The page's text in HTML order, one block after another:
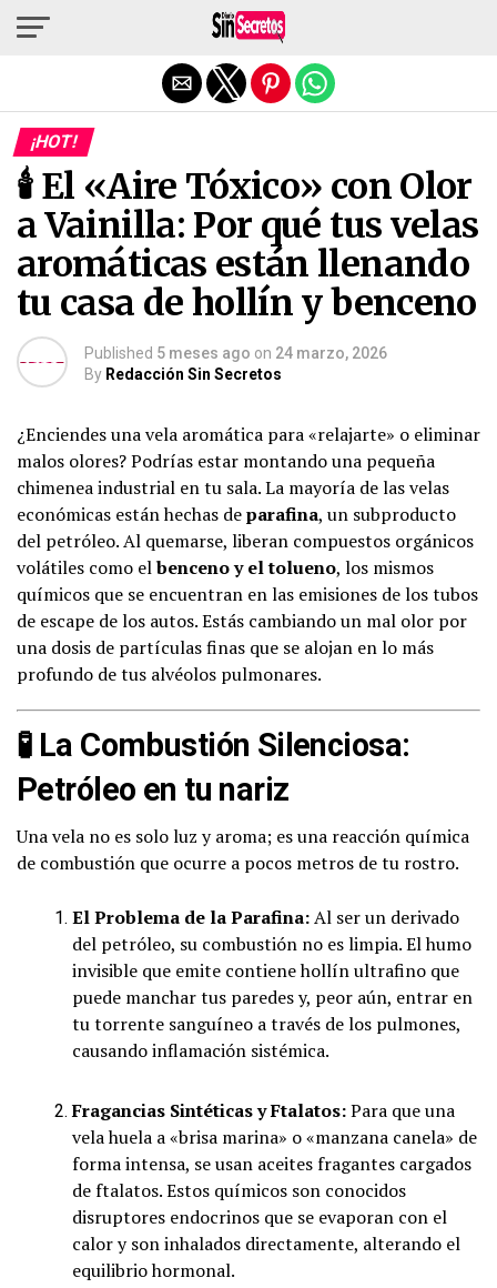
¡HOT!
🕯️ El «Aire Tóxico» con Olor
a Vainilla: Por qué tus velas
aromáticas están llenando
tu casa de hollín y benceno
Published 5 meses ago on 24 marzo, 2026
By Redacción Sin Secretos
¿Enciendes una vela aromática para «relajarte» o eliminar
malos olores? Podrías estar montando una pequeña
chimenea industrial en tu sala. La mayoría de las velas
económicas están hechas deparafina, un subproducto
del petróleo. Al quemarse, liberan compuestos orgánicos
volátiles como elbenceno y el tolueno, los mismos
químicos que se encuentran en las emisiones de los tubos
de escape de los autos. Estás cambiando un mal olor por
una dosis de partículas finas que se alojan en lo más
profundo de tus alvéolos pulmonares.
🧪 La Combustión Silenciosa:
Petróleo en tu nariz
Una vela no es solo luz y aroma; es una reacción química
de combustión que ocurre a pocos metros de tu rostro.
El Problema de la Parafina:Al ser un derivado
del petróleo, su combustión no es limpia. El humo
invisible que emite contiene hollín ultrafino que
puede manchar tus paredes y, peor aún, entrar en
tu torrente sanguíneo a través de los pulmones,
causando inflamación sistémica.
Fragancias Sintéticas y Ftalatos:Para que una
vela huela a «brisa marina» o «manzana canela» de
forma intensa, se usan aceites fragantes cargados
de ftalatos. Estos químicos son conocidos
disruptores endocrinos que se evaporan con el
calor y son inhalados directamente, alterando el
equilibrio hormonal.
Salir de la versión móvil